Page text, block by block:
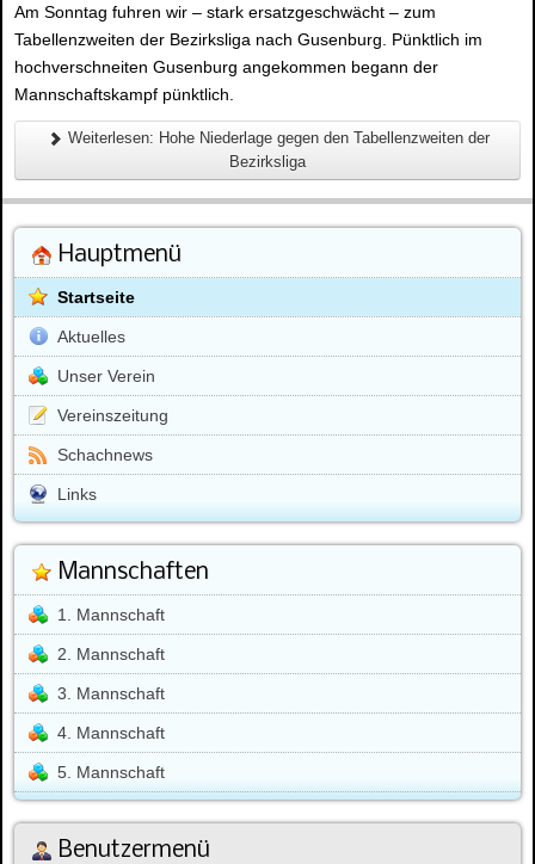
Am Sonntag fuhren wir – stark ersatzgeschwächt – zum
Tabellenzweiten der Bezirksliga nach Gusenburg. Pünktlich im
hochverschneiten Gusenburg angekommen begann der
Mannschaftskampf pünktlich.
Weiterlesen: Hohe Niederlage gegen den Tabellenzweiten der
Bezirksliga
Hauptmenü
Startseite
Aktuelles
Unser Verein
Vereinszeitung
Schachnews
Links
Mannschaften
1. Mannschaft
2. Mannschaft
3. Mannschaft
4. Mannschaft
5. Mannschaft
Benutzermenü